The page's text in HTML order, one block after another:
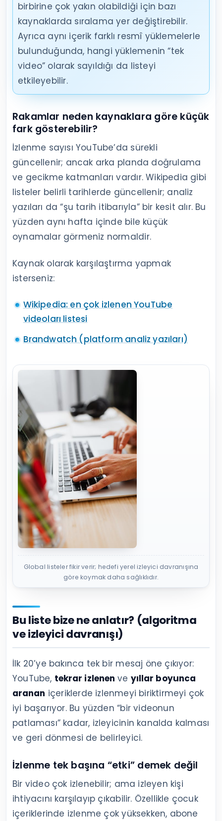
birbirine çok yakın olabildiği için bazı
kaynaklarda sıralama yer değiştirebilir.
Ayrıca aynı içerik farklı resmî yüklemelerle
bulunduğunda, hangi yüklemenin “tek
video” olarak sayıldığı da listeyi
etkileyebilir.
Rakamlar neden kaynaklara göre küçük
fark gösterebilir?
İzlenme sayısı YouTube’da sürekli
güncellenir; ancak arka planda doğrulama
ve gecikme katmanları vardır. Wikipedia gibi
listeler belirli tarihlerde güncellenir; analiz
yazıları da “şu tarih itibarıyla” bir kesit alır. Bu
yüzden aynı hafta içinde bile küçük
oynamalar görmeniz normaldir.
Kaynak olarak karşılaştırma yapmak
isterseniz:
Wikipedia: en çok izlenen YouTube
videoları listesi
Brandwatch (platform analiz yazıları)
Global listeler fikir verir; hedefi yerel izleyici davranışına
göre koymak daha sağlıklıdır.
Bu liste bize ne anlatır? (algoritma
ve izleyici davranışı)
İlk 20’ye bakınca tek bir mesaj öne çıkıyor:
YouTube, tekrar izlenen ve yıllar boyunca
aranan içeriklerde izlenmeyi biriktirmeyi çok
iyi başarıyor. Bu yüzden “bir videonun
patlaması” kadar, izleyicinin kanalda kalması
ve geri dönmesi de belirleyici.
İzlenme tek başına “etki” demek değil
Bir video çok izlenebilir; ama izleyen kişi
ihtiyacını karşılayıp çıkabilir. Özellikle çocuk
içeriklerinde izlenme çok yüksekken, abone